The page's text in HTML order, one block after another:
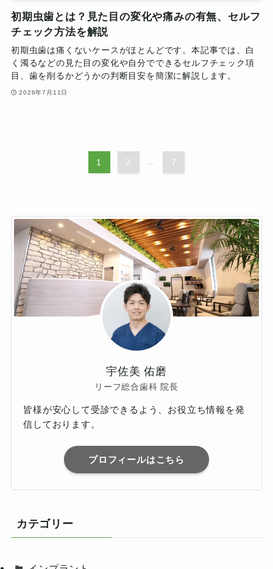
初期虫歯とは？見た目の変化や痛みの有無、セルフ
チェック方法を解説
初期虫歯は痛くないケースがほとんどです。本記事では、白
く濁るなどの見た目の変化や自分でできるセルフチェック項
目、歯を削るかどうかの判断目安を簡潔に解説します。
2026年7月11日
1 2 7
宇佐美 佑磨
リーフ総合歯科 院長
皆様が安心して受診できるよう、お役立ち情報を発
信しております。
プロフィールはこちら
カテゴリー